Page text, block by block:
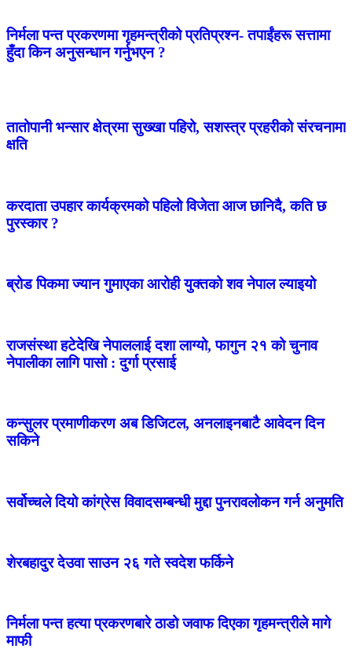
निर्मला पन्त प्रकरणमा गृहमन्त्रीको प्रतिप्रश्न- तपाईंहरू सत्तामा
हुँदा किन अनुसन्धान गर्नुभएन ?
तातोपानी भन्सार क्षेत्रमा सुख्खा पहिरो, सशस्त्र प्रहरीको संरचनामा
क्षति
करदाता उपहार कार्यक्रमको पहिलो विजेता आज छानिदै, कति छ
पुरस्कार ?
ब्रोड पिकमा ज्यान गुमाएका आरोही युक्तको शव नेपाल ल्याइयो
राजसंस्था हटेदेखि नेपाललाई दशा लाग्यो, फागुन २१ को चुनाव
नेपालीका लागि पासो : दुर्गा प्रसाई
कन्सुलर प्रमाणीकरण अब डिजिटल, अनलाइनबाटै आवेदन दिन
सकिने
सर्वोच्चले दियो कांग्रेस विवादसम्बन्धी मुद्दा पुनरावलोकन गर्न अनुमति
शेरबहादुर देउवा साउन २६ गते स्वदेश फर्किने
निर्मला पन्त हत्या प्रकरणबारे ठाडो जवाफ दिएका गृहमन्त्रीले मागे
माफी